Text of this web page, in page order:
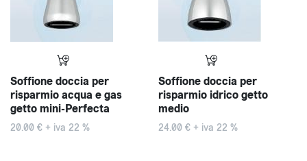
Soffione doccia per
risparmio acqua e gas
getto mini-Perfecta
20.00 € + iva 22 %
Soffione doccia per
risparmio idrico getto
medio
24.00 € + iva 22 %